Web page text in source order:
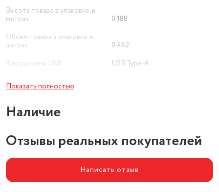
Высота товара в упаковке, в
метрах
0.188
Объем товара в упаковке, в
литрах
0.462
Вид разъема USB
USB Type-A
Выходная мощность
Быстрая зарядка
Показать полностью
Наличие
Отзывы реальных покупателей
Написать отзыв